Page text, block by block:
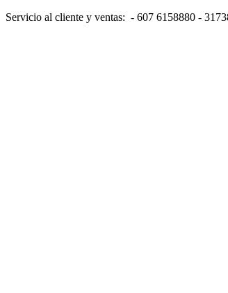
Servicio al cliente y ventas: - 607 6158880 -